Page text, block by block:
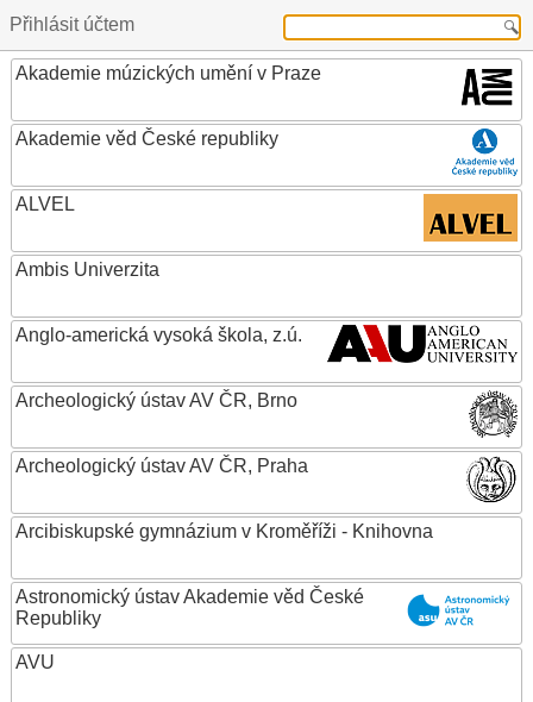
Přihlásit účtem
Akademie múzických umění v Praze
Akademie věd České republiky
ALVEL
Ambis Univerzita
Anglo-americká vysoká škola, z.ú.
Archeologický ústav AV ČR, Brno
Archeologický ústav AV ČR, Praha
Arcibiskupské gymnázium v Kroměříži - Knihovna
Astronomický ústav Akademie věd České
Republiky
AVU